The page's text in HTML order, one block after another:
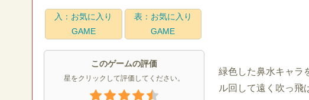
入：お気に入り
GAME
表：お気に入り
GAME
このゲームの評価
星をクリックして評価してください。
緑色した鼻水キャラ
ル回して遠く吹っ飛